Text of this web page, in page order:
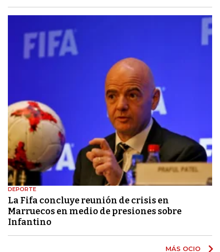
DEPORTE
La Fifa concluye reunión de crisis en
Marruecos en medio de presiones sobre
Infantino
MÁS OCIO